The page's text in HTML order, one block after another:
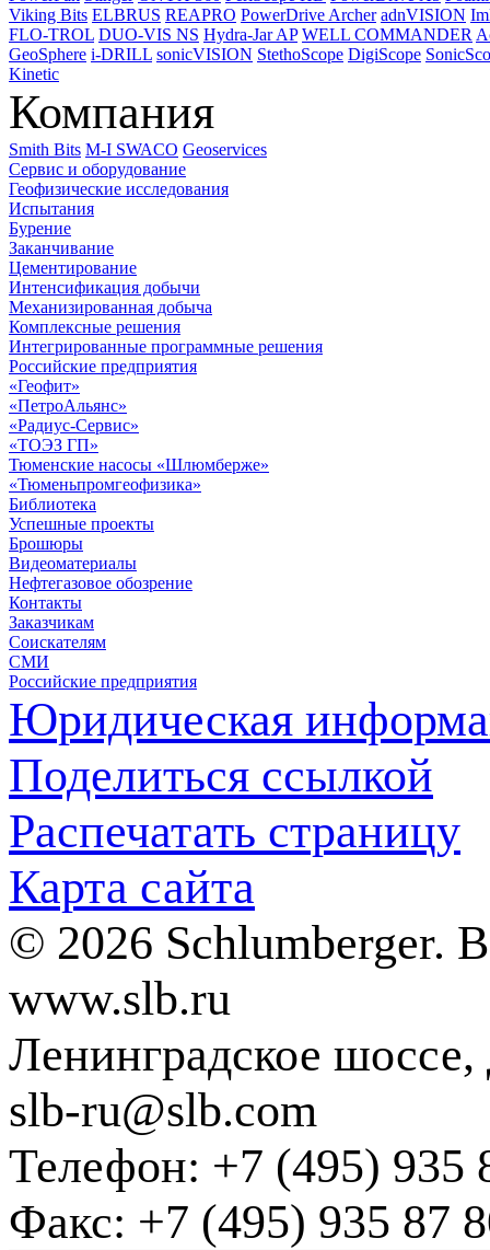
Viking Bits ELBRUS REAPRO PowerDrive Archer adnVISION
FLO-TROL DUO-VIS NS Hydra-Jar AP WELL COMMANDER
GeoSphere i-DRILL sonicVISION StethoScope DigiScope
Kinetic
Компания
Smith Bits M-I SWACO Geoservices
Сервис и оборудование
Геофизические исследования
Испытания
Бурение
Заканчивание
Цементирование
Интенсификация добычи
Механизированная добыча
Комплексные решения
Интегрированные программные решения
Российские предприятия
«Геофит»
«ПетроАльянс»
«Радиус-Сервис»
«ТОЭЗ ГП»
Тюменские насосы «Шлюмберже»
«Тюменьпромгеофизика»
Библиотека
Успешные проекты
Брошюры
Видеоматериалы
Нефтегазовое обозрение
Контакты
Заказчикам
Соискателям
СМИ
Российские предприятия
Юридическая
Поделиться ссылкой
Распечатать страницу
Карта сайта
© 2026 Schlumberger.
www.slb.ru
Ленинградское
slb-ru@slb.com
Телефон: +7 (495) 935
Факс: +7 (495) 935 87